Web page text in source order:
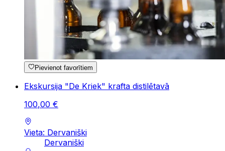
Pievienot favorītiem
Ekskursija "De Kriek" krafta distilētavā
100,00 €
Vieta: Dervaniški
Dervaniški